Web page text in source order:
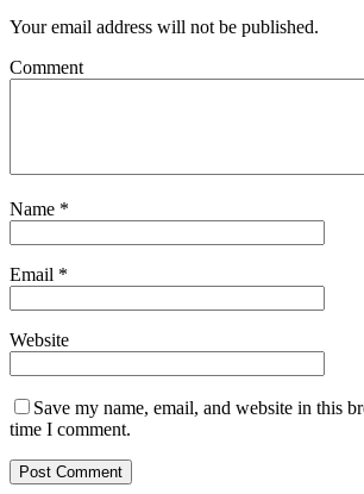
Your email address will not be published.
Comment
Name *
Email *
Website
Save my name, email, and website in this
time I comment.